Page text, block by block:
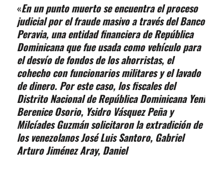
«En un punto muerto se encuentra el proceso
judicial por el fraude masivo a través del Banco
Peravia, una entidad financiera de República
Dominicana que fue usada como vehículo para
el desvío de fondos de los ahorristas, el
cohecho con funcionarios militares y el lavado
de dinero. Por este caso, los fiscales del
Distrito Nacional de República Dominicana Yeni
Berenice Osorio, Ysidro Vásquez Peña y
Milcíades Guzmán solicitaron la extradición de
los venezolanos José Luis Santoro, Gabriel
Arturo Jiménez Aray, Daniel